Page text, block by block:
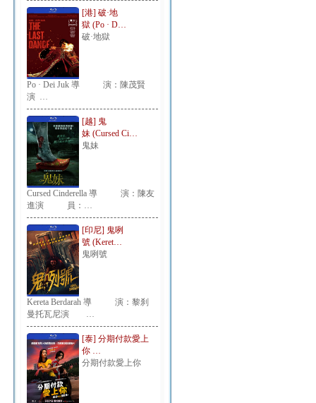
[港] 破·地
獄 (Po · D…
破·地獄
Po · Dei Juk 導 演：陳茂賢
演 …
[越] 鬼
妹 (Cursed Ci…
鬼妹
Cursed Cinderella 導 演：陳友
進演 員：…
[印尼] 鬼咧
號 (Keret…
鬼咧號
Kereta Berdarah 導 演：黎刹
曼托瓦尼演 …
[泰] 分期付款愛上
你 …
分期付款愛上你